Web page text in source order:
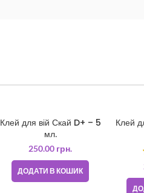
Клей для вій Скай D+ – 5
мл.
250.00 грн.
ДОДАТИ В КОШИК
Клей